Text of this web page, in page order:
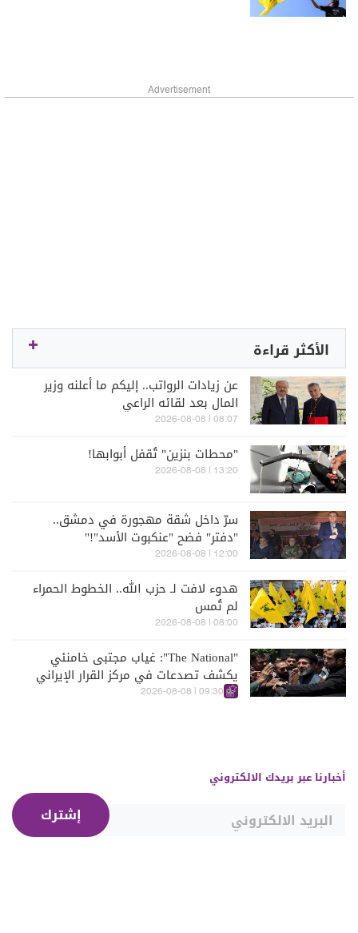
Advertisement
الأكثر قراءة
عن زيادات الرواتب.. إليكم ما أعلنه وزير
المال بعد لقائه الراعي
08:07 | 2026-08-08
"محطات بنزين" تُقفل أبوابها!
13:20 | 2026-08-08
سرّ داخل شقة مهجورة في دمشق..
"دفتر" فضح "عنكبوت الأسد"!"
12:00 | 2026-08-08
هدوء لافت لـ حزب الله.. الخطوط الحمراء
لم تُمس
08:00 | 2026-08-08
"The National": غياب مجتبى خامنئي
يكشف تصدعات في مركز القرار الإيراني
09:30 | 2026-08-08
أخبارنا عبر بريدك الالكتروني
إشترك